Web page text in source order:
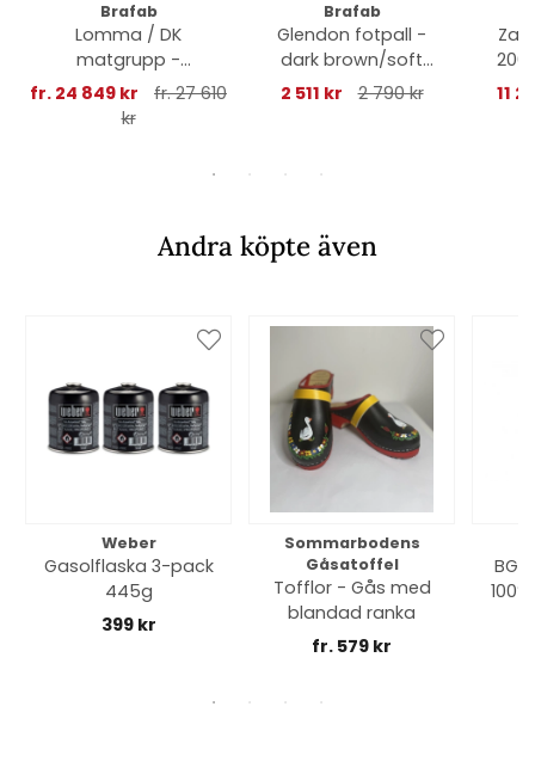
Brafab
Lomma / DK
matgrupp -
antracit
fr. 24 849 kr
fr. 27 610
kr
Brafab
Glendon fotpall -
dark brown/soft
moose dyna
2 511 kr 2 790 kr
11
Andra köpte även
Weber
Gasolflaska 3-pack
445g
399 kr
Sommarbodens
Gåsatoffel
Tofflor - Gås med
blandad ranka
fr. 579 kr